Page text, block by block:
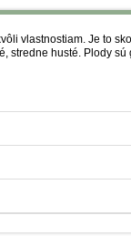
vlastnostiam. Je to
husté. Plody